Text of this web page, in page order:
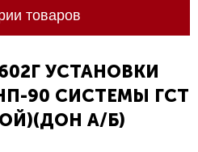
товаров
УСТАНОВКИ
90 СИСТЕМЫ ГСТ
А/Б)